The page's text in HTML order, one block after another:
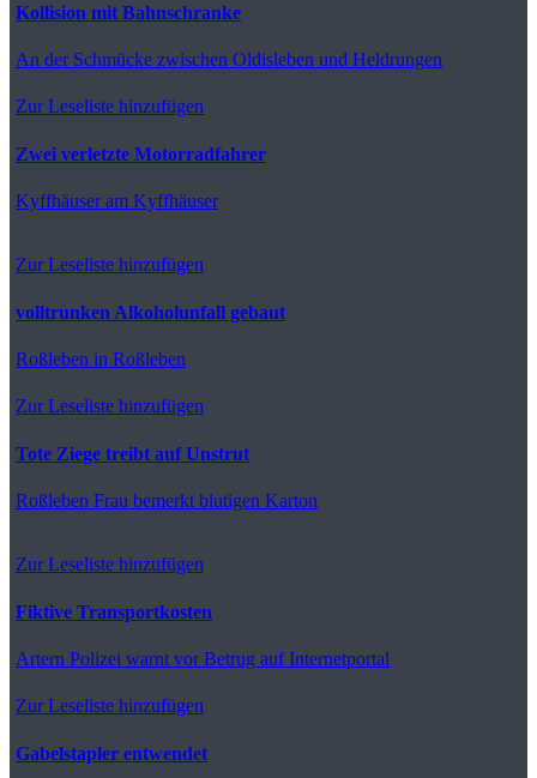
Kollision mit Bahnschranke
An der Schmücke zwischen Oldisleben und Heldrungen
Zur Leseliste hinzufügen
Zwei verletzte Motorradfahrer
Kyffhäuseram Kyffhäuser
Zur Leseliste hinzufügen
volltrunken Alkoholunfall gebaut
Roßleben in Roßleben
Zur Leseliste hinzufügen
Tote Ziege treibt auf Unstrut
Roßleben Frau bemerkt blutigen Karton
Zur Leseliste hinzufügen
Fiktive Transportkosten
Artern Polizei warnt vor Betrug auf Internetportal
Zur Leseliste hinzufügen
Gabelstapler entwendet